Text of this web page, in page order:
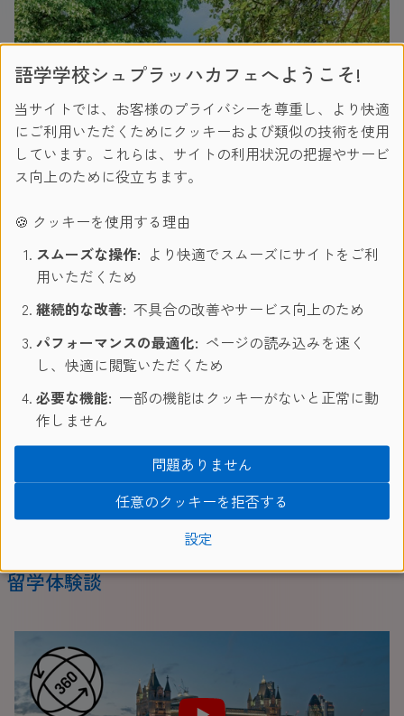
view all
留学体験談
語学学校シュプラッハカフェへようこそ!
当サイトでは、お客様のプライバシーを尊重し、より快適
にご利用いただくためにクッキーおよび類似の技術を使用
しています。これらは、サイトの利用状況の把握やサービ
ス向上のために役立ちます。
🍪 クッキーを使用する理由
スムーズな操作: より快適でスムーズにサイトをご利
用いただくため
継続的な改善: 不具合の改善やサービス向上のため
パフォーマンスの最適化: ページの読み込みを速く
し、快適に閲覧いただくため
必要な機能: 一部の機能はクッキーがないと正常に動
作しません
設定
任意のクッキーを拒否する
問題ありません